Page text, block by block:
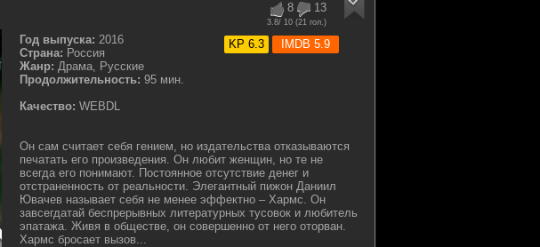
8 13
3.8/ 10 (21 гол.)
KP 6.3 IMDB 5.9
Год выпуска: 2016
Страна: Россия
Жанр: Драма, Русские
Продолжительность: 95 мин.
Качество: WEBDL
Он сам считает себя гением, но издательства отказываются
печатать его произведения. Он любит женщин, но те не
всегда его понимают. Постоянное отсутствие денег и
отстраненность от реальности. Элегантный пижон Даниил
Ювачев называет себя не менее эффектно – Хармс. Он
завсегдатай беспрерывных литературных тусовок и любитель
эпатажа. Живя в обществе, он совершенно от него оторван.
Хармс бросает вызов...